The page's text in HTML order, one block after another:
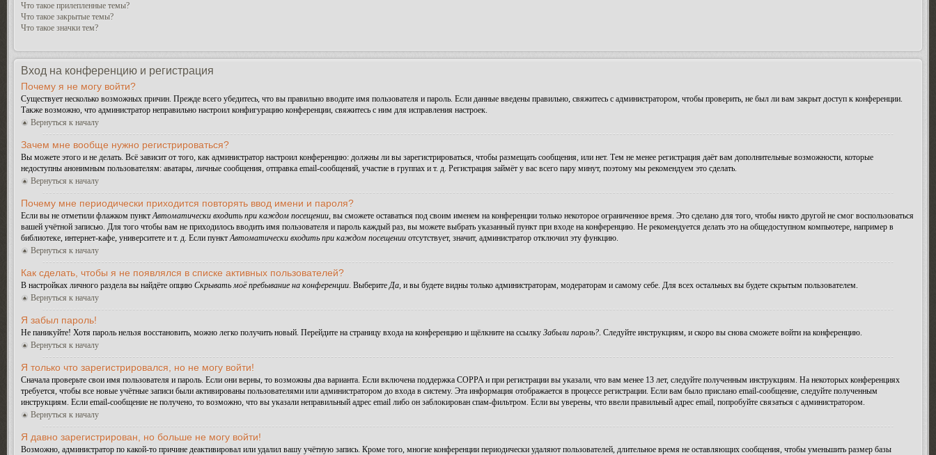
Что такое прилепленные темы?
Что такое закрытые темы?
Что такое значки тем?
Вход на конференцию и регистрация
Почему я не могу войти?
Существует несколько возможных причин. Прежде всего убедитесь, что вы правильно вводите имя пользователя и пароль. Если данные введены правильно, свяжитесь с администратором, чтобы проверить, не был ли вам закрыт доступ к конференции.
Также возможно, что администратор неправильно настроил конфигурацию конференции, свяжитесь с ним для исправления настроек.
Вернуться к началу
Зачем мне вообще нужно регистрироваться?
Вы можете этого и не делать. Всё зависит от того, как администратор настроил конференцию: должны ли вы зарегистрироваться, чтобы размещать сообщения, или нет. Тем не менее регистрация даёт вам дополнительные возможности, которые
недоступны анонимным пользователям: аватары, личные сообщения, отправка email-сообщений, участие в группах и т. д. Регистрация займёт у вас всего пару минут, поэтому мы рекомендуем это сделать.
Вернуться к началу
Почему мне периодически приходится повторять ввод имени и пароля?
Если вы не отметили флажком пунктАвтоматически входить при каждом посещении, вы сможете оставаться под своим именем на конференции только некоторое ограниченное время. Это сделано для того, чтобы никто другой не смог воспользоваться
вашей учётной записью. Для того чтобы вам не приходилось вводить имя пользователя и пароль каждый раз, вы можете выбрать указанный пункт при входе на конференцию. Не рекомендуется делать это на общедоступном компьютере, например в
библиотеке, интернет-кафе, университете и т. д. Если пунктАвтоматически входить при каждом посещении отсутствует, значит, администратор отключил эту функцию.
Вернуться к началу
Как сделать, чтобы я не появлялся в списке активных пользователей?
В настройках личного раздела вы найдёте опцию Скрывать моё пребывание на конференции. ВыберитеДа, и вы будете видны только администраторам, модераторам и самому себе. Для всех остальных вы будете скрытым пользователем.
Вернуться к началу
Я забыл пароль!
Не паникуйте! Хотя пароль нельзя восстановить, можно легко получить новый. Перейдите на страницу входа на конференцию и щёлкните на ссылку Забыли пароль?. Следуйте инструкциям, и скоро вы снова сможете войти на конференцию.
Вернуться к началу
Я только что зарегистрировался, но не могу войти!
Сначала проверьте свои имя пользователя и пароль. Если они верны, то возможны два варианта. Если включена поддержка COPPA и при регистрации вы указали, что вам менее 13 лет, следуйте полученным инструкциям. На некоторых конференциях
требуется, чтобы все новые учётные записи были активированы пользователями или администратором до входа в систему. Эта информация отображается в процессе регистрации. Если вам было прислано email-сообщение, следуйте полученным
инструкциям. Если email-сообщение не получено, то возможно, что вы указали неправильный адрес email либо он заблокирован спам-фильтром. Если вы уверены, что ввели правильный адрес email, попробуйте связаться с администратором.
Вернуться к началу
Я давно зарегистрирован, но больше не могу войти!
Возможно, администратор по какой-то причине деактивировал или удалил вашу учётную запись. Кроме того, многие конференции периодически удаляют пользователей, длительное время не оставляющих сообщения, чтобы уменьшить размер базы